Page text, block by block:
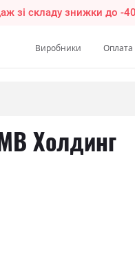
зі складу знижки до -
Виробники Оплата
Холдинг